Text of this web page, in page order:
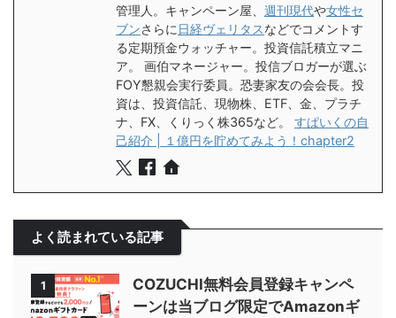
管理人。キャンペーン屋、 週刊現代や女性セ
ブンさらに 日経ヴェリタスなどでコメントす
る定期預金ウォッチャー。投資信託積立マニ
ア。 画伯マネージャー。投信ブロガーが選ぶ
FOY懇親会実行委員。恐妻家友の会会長。投
資は、投資信託、現物株、ETF、金、プラチ
ナ、FX、くりっく株365など。 すぱいくの自
己紹介 | １億円を貯めてみよう！chapter2
よく読まれている記事
1
COZUCHI無料会員登録キャンペ
ーンは当ブログ限定でAmazonギ